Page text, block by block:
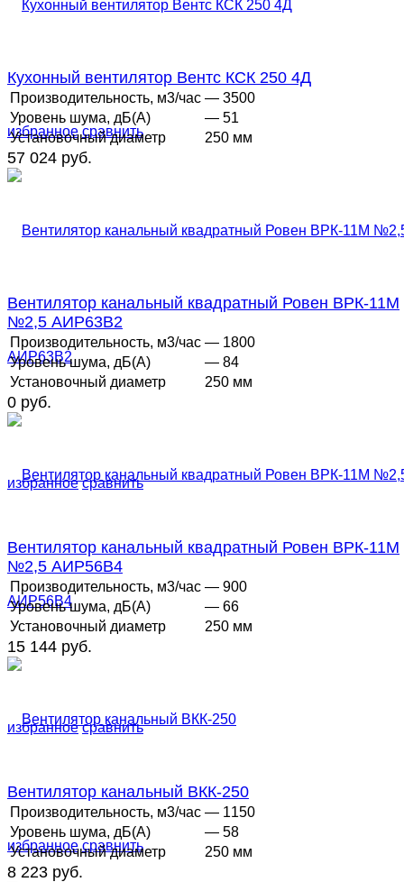
избранное сравнить
Кухонный вентилятор Вентс КСК 250 4Д
Производительность, м3/час — 3500
Уровень шума, дБ(А)
— 51
Установочный диаметр
250 мм
57 024 руб.
избранное сравнить
Вентилятор канальный квадратный Ровен ВРК-11М
№2,5 АИР63В2
Производительность, м3/час — 1800
Уровень шума, дБ(А)
— 84
Установочный диаметр
250 мм
0 руб.
избранное сравнить
Вентилятор канальный квадратный Ровен ВРК-11М
№2,5 АИР56В4
Производительность, м3/час — 900
Уровень шума, дБ(А)
— 66
Установочный диаметр
250 мм
15 144 руб.
избранное сравнить
Вентилятор канальный ВКК-250
Производительность, м3/час — 1150
Уровень шума, дБ(А)
— 58
Установочный диаметр
250 мм
8 223 руб.